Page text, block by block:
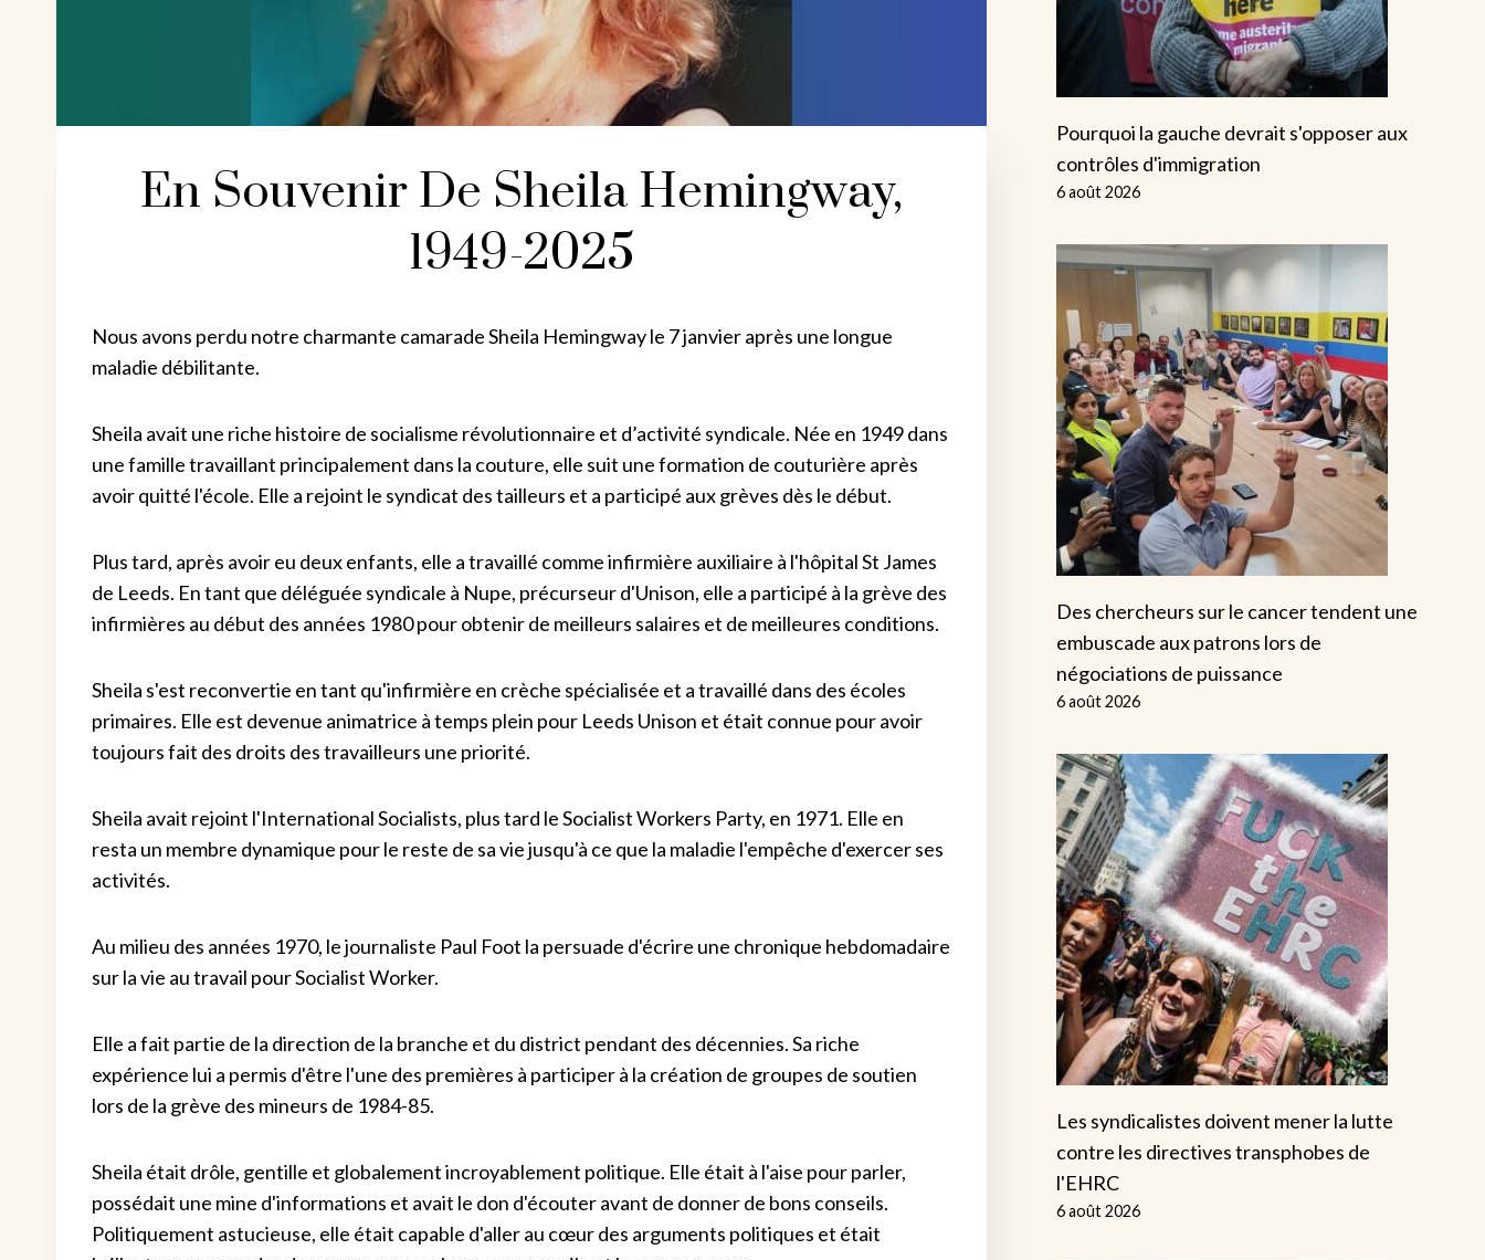
En Souvenir De Sheila Hemingway,
1949-2025
Nous avons perdu notre charmante camarade Sheila Hemingway le 7 janvier après une longue
maladie débilitante.
Sheila avait une riche histoire de socialisme révolutionnaire et d’activité syndicale. Née en 1949 dans
une famille travaillant principalement dans la couture, elle suit une formation de couturière après
avoir quitté l'école. Elle a rejoint le syndicat des tailleurs et a participé aux grèves dès le début.
Plus tard, après avoir eu deux enfants, elle a travaillé comme infirmière auxiliaire à l'hôpital St James
de Leeds. En tant que déléguée syndicale à Nupe, précurseur d'Unison, elle a participé à la grève des
infirmières au début des années 1980 pour obtenir de meilleurs salaires et de meilleures conditions.
Sheila s'est reconvertie en tant qu'infirmière en crèche spécialisée et a travaillé dans des écoles
primaires. Elle est devenue animatrice à temps plein pour Leeds Unison et était connue pour avoir
toujours fait des droits des travailleurs une priorité.
Sheila avait rejoint l'International Socialists, plus tard le Socialist Workers Party, en 1971. Elle en
resta un membre dynamique pour le reste de sa vie jusqu'à ce que la maladie l'empêche d'exercer ses
activités.
Au milieu des années 1970, le journaliste Paul Foot la persuade d'écrire une chronique hebdomadaire
sur la vie au travail pour Socialist Worker.
Elle a fait partie de la direction de la branche et du district pendant des décennies. Sa riche
expérience lui a permis d'être l'une des premières à participer à la création de groupes de soutien
lors de la grève des mineurs de 1984-85.
Sheila était drôle, gentille et globalement incroyablement politique. Elle était à l'aise pour parler,
possédait une mine d'informations et avait le don d'écouter avant de donner de bons conseils.
Politiquement astucieuse, elle était capable d'aller au cœur des arguments politiques et était
Pourquoi la gauche devrait s'opposer aux
contrôles d'immigration
6 août 2026
Des chercheurs sur le cancer tendent une
embuscade aux patrons lors de
négociations de puissance
6 août 2026
Les syndicalistes doivent mener la lutte
contre les directives transphobes de
l'EHRC
6 août 2026